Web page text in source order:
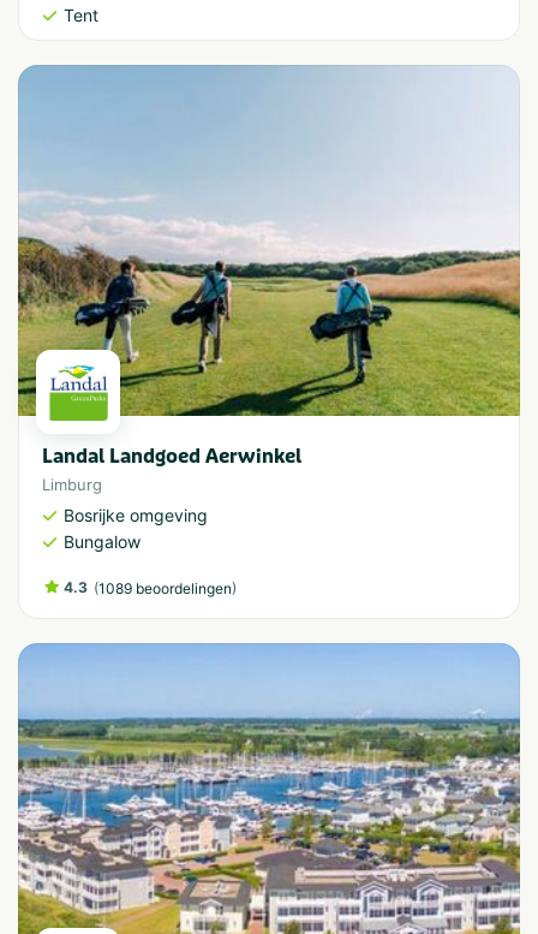
Tent
Landal Landgoed Aerwinkel
Limburg
Bosrijke omgeving
Bungalow
4.3 (1089 beoordelingen)